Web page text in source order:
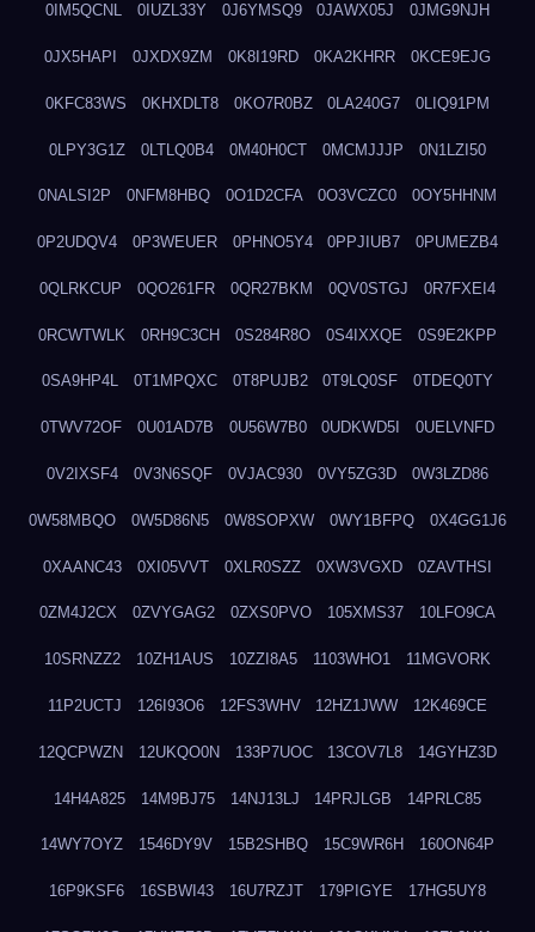
0IM5QCNL 0IUZL33Y 0J6YMSQ9 0JAWX05J 0JMG9NJH
0JX5HAPI 0JXDX9ZM 0K8I19RD 0KA2KHRR 0KCE9EJG
0KFC83WS 0KHXDLT8 0KO7R0BZ 0LA240G7 0LIQ91PM
0LPY3G1Z 0LTLQ0B4 0M40H0CT 0MCMJJJP 0N1LZI50
0NALSI2P 0NFM8HBQ 0O1D2CFA 0O3VCZC0 0OY5HHNM
0P2UDQV4 0P3WEUER 0PHNO5Y4 0PPJIUB7 0PUMEZB4
0QLRKCUP 0QO261FR 0QR27BKM 0QV0STGJ 0R7FXEI4
0RCWTWLK 0RH9C3CH 0S284R8O 0S4IXXQE 0S9E2KPP
0SA9HP4L 0T1MPQXC 0T8PUJB2 0T9LQ0SF 0TDEQ0TY
0TWV72OF 0U01AD7B 0U56W7B0 0UDKWD5I 0UELVNFD
0V2IXSF4 0V3N6SQF 0VJAC930 0VY5ZG3D 0W3LZD86
0W58MBQO 0W5D86N5 0W8SOPXW 0WY1BFPQ 0X4GG1J6
0XAANC43 0XI05VVT 0XLR0SZZ 0XW3VGXD 0ZAVTHSI
0ZM4J2CX 0ZVYGAG2 0ZXS0PVO 105XMS37 10LFO9CA
10SRNZZ2 10ZH1AUS 10ZZI8A5 1103WHO1 11MGVORK
11P2UCTJ 126I93O6 12FS3WHV 12HZ1JWW 12K469CE
12QCPWZN 12UKQO0N 133P7UOC 13COV7L8 14GYHZ3D
14H4A825 14M9BJ75 14NJ13LJ 14PRJLGB 14PRLC85
14WY7OYZ 1546DY9V 15B2SHBQ 15C9WR6H 160ON64P
16P9KSF6 16SBWI43 16U7RZJT 179PIGYE 17HG5UY8